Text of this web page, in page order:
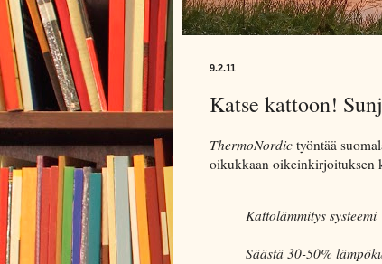
9.2.11
Katse kattoon!
ThermoNordic työntää
oikukkaan oikeinkirjoituksen
Kattolämmitys systeemi
Säästä 30-50%